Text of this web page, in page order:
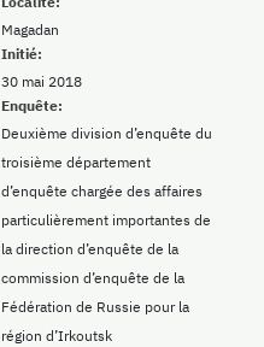
Magadan
Initié:
30 mai 2018
Enquête:
Deuxième division d’enquête du
troisième département
d’enquête chargée des affaires
particulièrement importantes de
la direction d’enquête de la
commission d’enquête de la
Fédération de Russie pour la
région d’Irkoutsk